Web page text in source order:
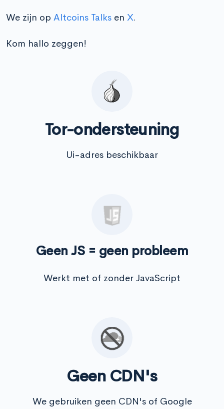
We zijn op Altcoins Talks en X.
Kom hallo zeggen!
Tor-ondersteuning
Ui-adres beschikbaar
Geen JS = geen probleem
Werkt met of zonder JavaScript
Geen CDN's
We gebruiken geen CDN's of Google